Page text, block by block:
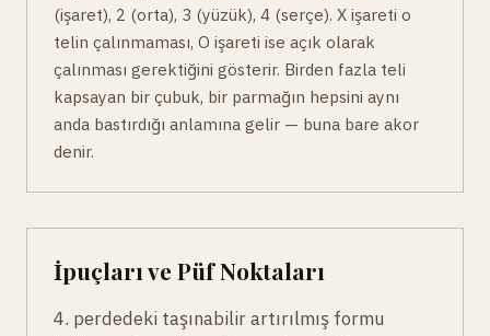
(işaret), 2 (orta), 3 (yüzük), 4 (serçe). X işareti o
telin çalınmaması, O işareti ise açık olarak
çalınması gerektiğini gösterir. Birden fazla teli
kapsayan bir çubuk, bir parmağın hepsini aynı
anda bastırdığı anlamına gelir — buna bare akor
denir.
İpuçları ve Püf Noktaları
4. perdedeki taşınabilir artırılmış formu